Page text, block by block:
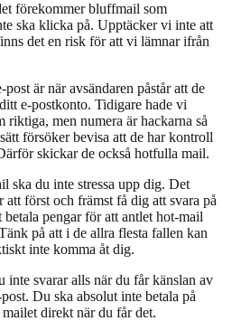
förekommer bluffmail som
ska klicka på. Upptäcker vi inte att
det en risk för att vi lämnar ifrån
är när avsändaren påstår att de
e-postkonto. Tidigare hade vi
riktiga, men numera är hackarna så
försöker bevisa att de har kontroll
skickar de också hotfulla mail.
ska du inte stressa upp dig. Det
först och främst få dig att svara på
pengar för att antlet hot-mail
på att i de allra flesta fallen kan
inte komma åt dig.
inte svarar alls när du får känslan av
Du ska absolut inte betala på
direkt när du får det.